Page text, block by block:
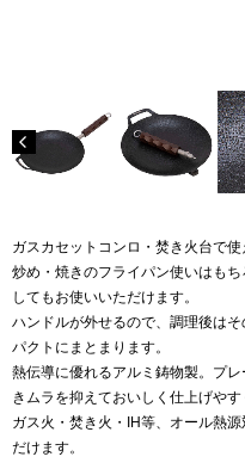
ガスカセットコンロ・焚き火台で使
炒め・焼きのフライパン使いはも
してもお使いいただけます。
ハンドルが外せるので、調理後は
パクトにまとまります。
熱伝導に優れるアルミ鋳物製。プ
きムラを抑えておいしく仕上げやす
ガス火・焚き火・IH等、オール熱
だけます。